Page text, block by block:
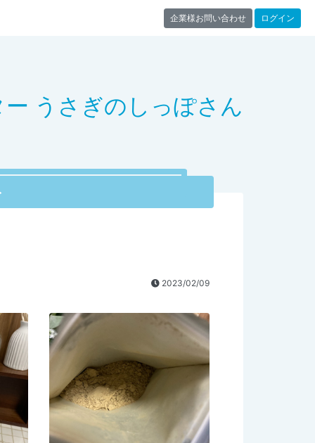
企業様お問い合わせ ログイン
うさぎのしっぽさん
2023/02/09